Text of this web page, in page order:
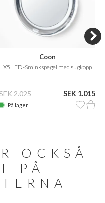
Coon
X5 LED-Sminkspegel med sugkopp
SEK 2.025 SEK 1.015
På lager
OCKSÅ
PÅ